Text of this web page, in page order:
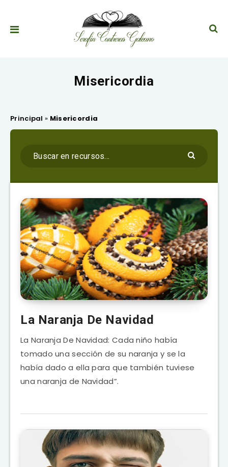
Misericordia
Principal » Misericordia
La Naranja De Navidad
La Naranja De Navidad: Cada niño había
tomado una sección de su naranja y se la
había dado a ella para que también tuviese
una naranja de Navidad”.